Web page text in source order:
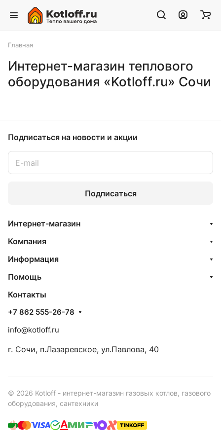
Главная
Интернет-магазин теплового
оборудования «Kotloff.ru» Сочи
Подписаться на новости и акции
Подписаться
Интернет-магазин
Компания
Информация
Помощь
Контакты
+7 862 555-26-78
info@kotloff.ru
г. Сочи, п.Лазаревское, ул.Павлова, 40
© 2026 Kotloff - интернет-магазин газовых котлов, газового
оборудования, сантехники